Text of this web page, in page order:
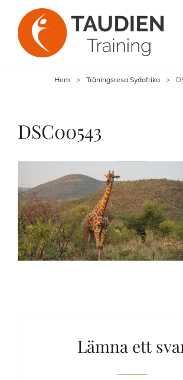
Hem > Träningsresa Sydafrika >
DSC00543
Lämna ett